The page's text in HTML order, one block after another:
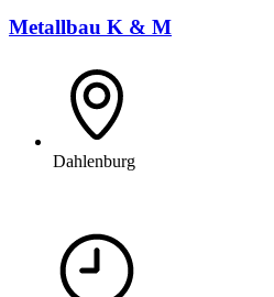
Metallbau K & M
Dahlenburg